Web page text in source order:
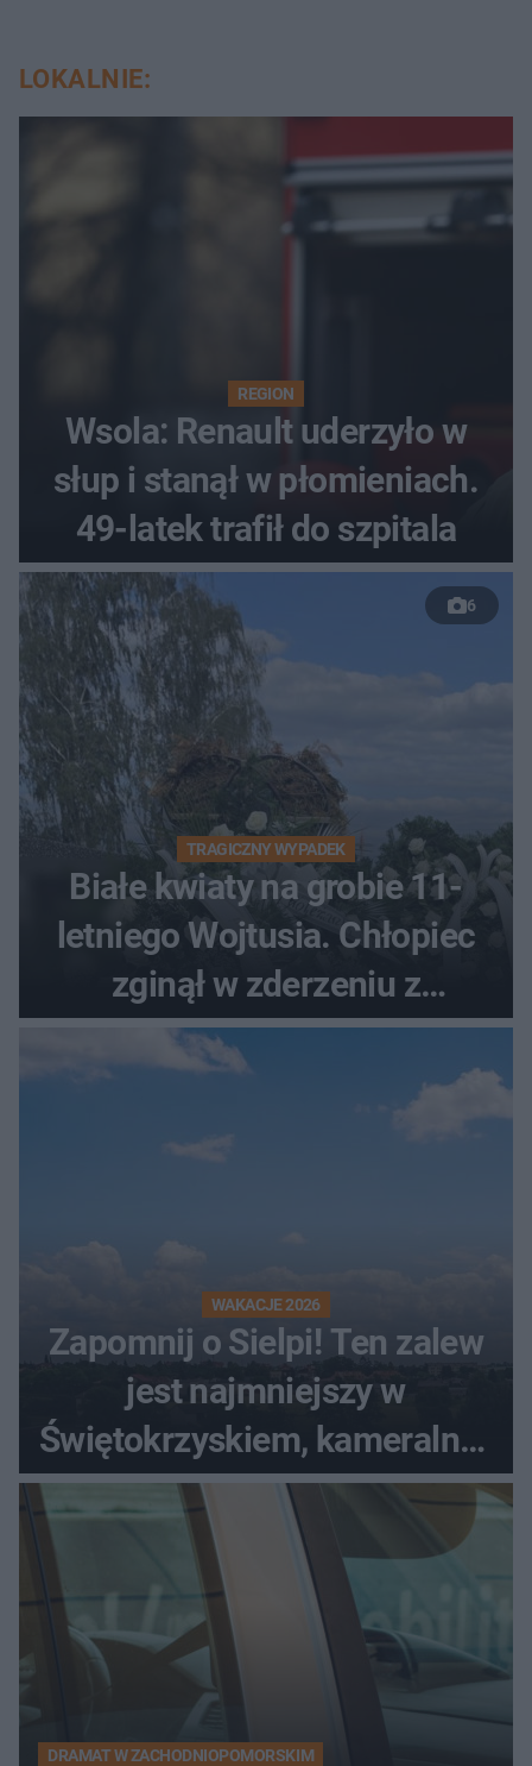
LOKALNIE:
REGION
Wsola: Renault uderzyło w
słup i stanął w płomieniach.
49-latek trafił do szpitala
6
TRAGICZNY WYPADEK
Białe kwiaty na grobie 11-
letniego Wojtusia. Chłopiec
zginął w zderzeniu z
kombajnem
WAKACJE 2026
Zapomnij o Sielpi! Ten zalew
jest najmniejszy w
Świętokrzyskiem, kameralny i
bez tłumów
DRAMAT W ZACHODNIOPOMORSKIM